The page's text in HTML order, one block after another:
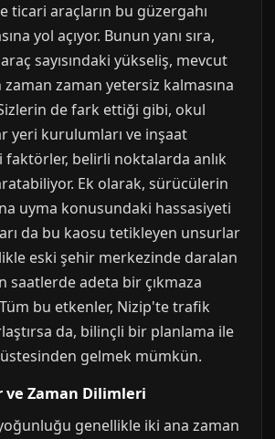
ticari araçların bu güzergahı
yol açıyor. Bunun yanı sıra,
sayısındaki yükseliş, mevcut
zaman zaman yetersiz kalmasına
de fark ettiği gibi, okul
yeri kurulumları ve inşaat
faktörler, belirli noktalarda anlık
Ek olarak, sürücülerin
uyma konusundaki hassasiyeti
da bu kaosu tetikleyen unsurlar
eski şehir merkezinde daralan
saatlerde adeta bir çıkmaza
bu etkenler, Nizip'te trafik
da, bilinçli bir planlama ile
gelmek mümkün.
ve Zaman Dilimleri
genellikle iki ana zaman